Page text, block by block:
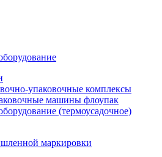
упаковочные комплексы
машины флоупак
(термоусадочное)
маркировки